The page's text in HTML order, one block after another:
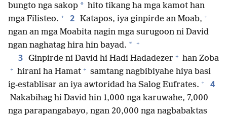
bungto nga sakop * hito tikang ha mga kamot han
mga Filisteo. + 2 Katapos, iya ginpirde an Moab, +
ngan an mga Moabita nagin mga surugoon ni David
ngan naghatag hira hin bayad. * +
3 Ginpirde ni David hi Hadi Hadadezer + han Zoba
+ hirani ha Hamat + samtang nagbibiyahe hiya basi
ig-establisar an iya awtoridad ha Salog Eufrates. + 4
Nakabihag hi David hin 1,000 nga karuwahe, 7,000
nga parapangabayo, ngan 20,000 nga nagbabaktas